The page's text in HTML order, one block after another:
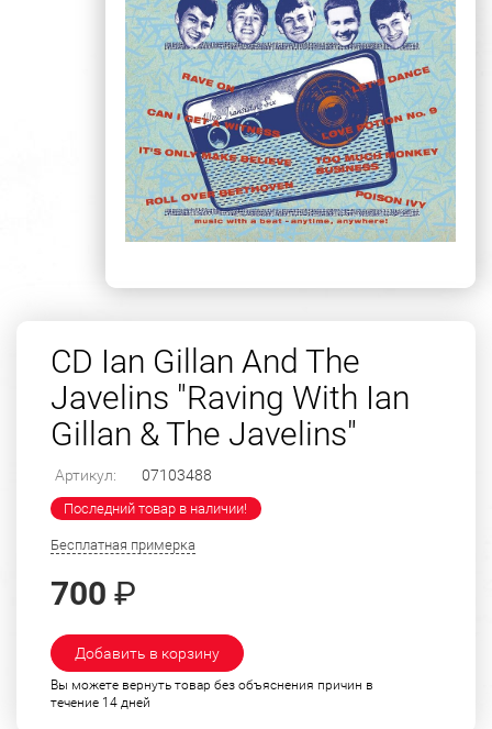
CD Ian Gillan And The
Javelins "Raving With Ian
Gillan & The Javelins"
Артикул: 07103488
Последний товар в наличии!
Бесплатная примерка
700 ₽
Добавить в корзину
Вы можете вернуть товар без объяснения причин в
течение 14 дней